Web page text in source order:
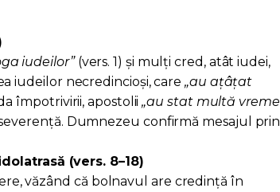
iudeilor”(vers. 1) și mulți cred, atât iudei,
iudeilor necredincioși, care „au ațâțat
împotrivirii, apostolii„au stat multă vreme
Dumnezeu confirmă mesajul prin
(vers. 8–18)
văzând că bolnavul are credință în